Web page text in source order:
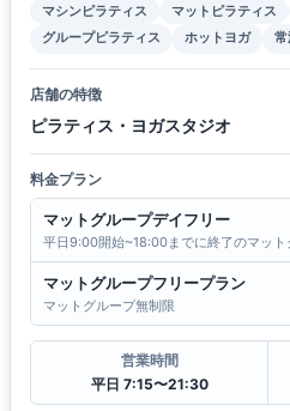
マシンピラティス マットピラティス
グループピラティス
ホットヨガ
店舗の特徴
ピラティス・ヨガスタジオ
料金プラン
マットグループデイフリー
平日9:00開始~18:00までに終了のマット
マットグループフリープラン
マットグループ無制限
営業時間
平日 7:15〜21:30